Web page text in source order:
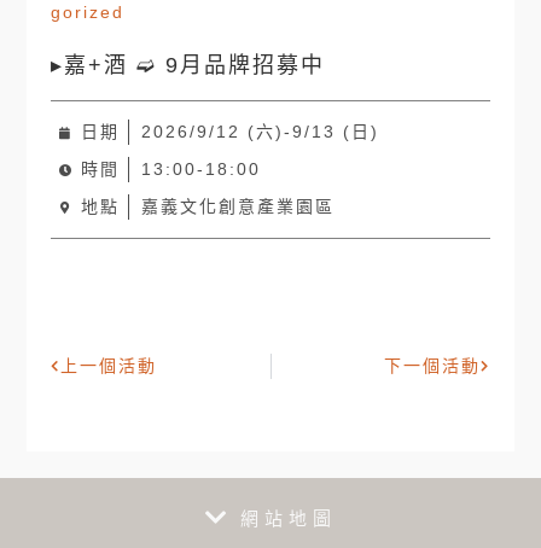
gorized
▸嘉+酒 ➫ 9月品牌招募中
日期
2026/9/12 (六)-9/13 (日)
時間
13:00-18:00
地點
嘉義文化創意產業園區
上一個活動 下一個活動
網站地圖